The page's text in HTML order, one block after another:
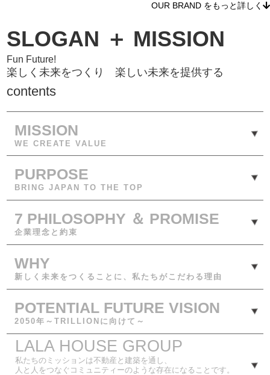
OUR BRAND をもっと詳しく
SLOGAN ＋ MISSION
Fun Future!
楽しく未来をつくり 楽しい未来を提供する
contents
MISSION
WE CREATE VALUE
PURPOSE
BRING JAPAN TO THE TOP
7 PHILOSOPHY ＆ PROMISE
企業理念と約束
WHY
新しく未来をつくることに、私たちがこだわる理由
POTENTIAL FUTURE VISION
2050年～TRILLIONに向けて～
LALA HOUSE GROUP
私たちのミッションは不動産と建築を通し、
人と人をつなぐコミュニティーのような存在になることです。